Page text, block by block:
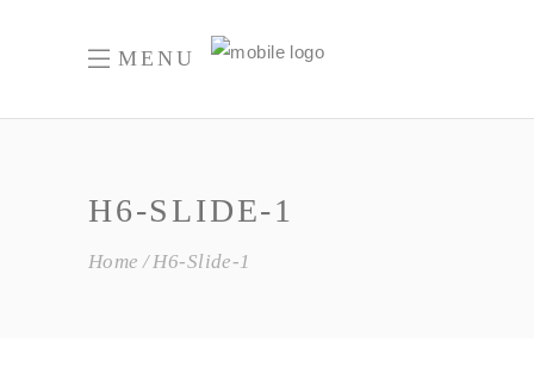
MENU
H6-SLIDE-1
Home H6-Slide-1